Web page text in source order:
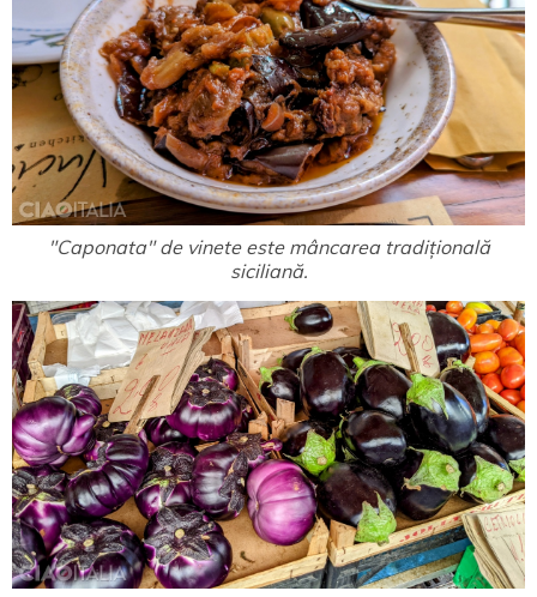
"Caponata" de vinete este mâncarea tradițională
siciliană.